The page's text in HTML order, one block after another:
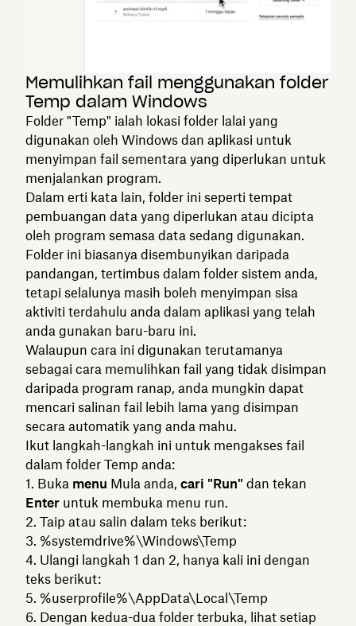
Memulihkan fail menggunakan folder
Temp dalam Windows
Folder "Temp" ialah lokasi folder lalai yang
digunakan oleh Windows dan aplikasi untuk
menyimpan fail sementara yang diperlukan untuk
menjalankan program.
Dalam erti kata lain, folder ini seperti tempat
pembuangan data yang diperlukan atau dicipta
oleh program semasa data sedang digunakan.
Folder ini biasanya disembunyikan daripada
pandangan, tertimbus dalam folder sistem anda,
tetapi selalunya masih boleh menyimpan sisa
aktiviti terdahulu anda dalam aplikasi yang telah
anda gunakan baru-baru ini.
Walaupun cara ini digunakan terutamanya
sebagai cara memulihkan fail yang tidak disimpan
daripada program ranap, anda mungkin dapat
mencari salinan fail lebih lama yang disimpan
secara automatik yang anda mahu.
Ikut langkah-langkah ini untuk mengakses fail
dalam folder Temp anda:
Buka menu Mula anda, cari "Run" dan tekan
Enter untuk membuka menu run.
Taip atau salin dalam teks berikut:
%systemdrive%\Windows\Temp
Ulangi langkah 1 dan 2, hanya kali ini dengan
teks berikut:
%userprofile%\AppData\Local\Temp
Dengan kedua-dua folder terbuka, lihat setiap